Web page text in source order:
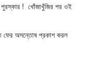
পুরস্কার ! খোঁজাখুঁজির পর ওই
ফের অসন্তোষ প্রকাশ করল